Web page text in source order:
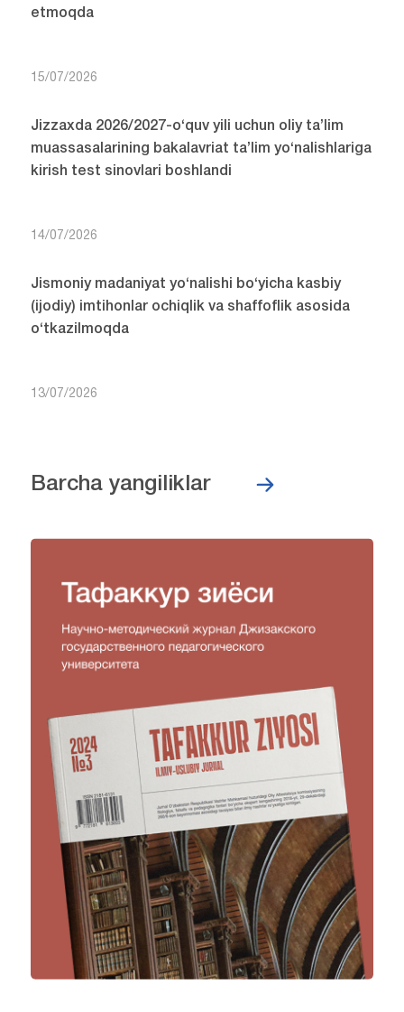
etmoqda
15/07/2026
Jizzaxda 2026/2027-o‘quv yili uchun oliy ta’lim
muassasalarining bakalavriat ta’lim yo‘nalishlariga
kirish test sinovlari boshlandi
14/07/2026
Jismoniy madaniyat yo‘nalishi bo‘yicha kasbiy
(ijodiy) imtihonlar ochiqlik va shaffoflik asosida
o‘tkazilmoqda
13/07/2026
Barcha yangiliklar